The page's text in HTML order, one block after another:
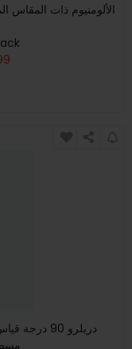
الألومنيوم ذات
دريلرو 90